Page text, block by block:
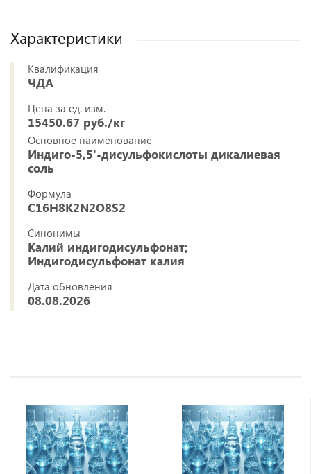
Характеристики
Квалификация
ЧДА
Цена за ед. изм.
15450.67 руб./кг
Основное наименование
Индиго-5,5'-дисульфокислоты дикалиевая
соль
Формула
C16H8K2N2O8S2
Синонимы
Калий индигодисульфонат;
Индигодисульфонат калия
Дата обновления
08.08.2026